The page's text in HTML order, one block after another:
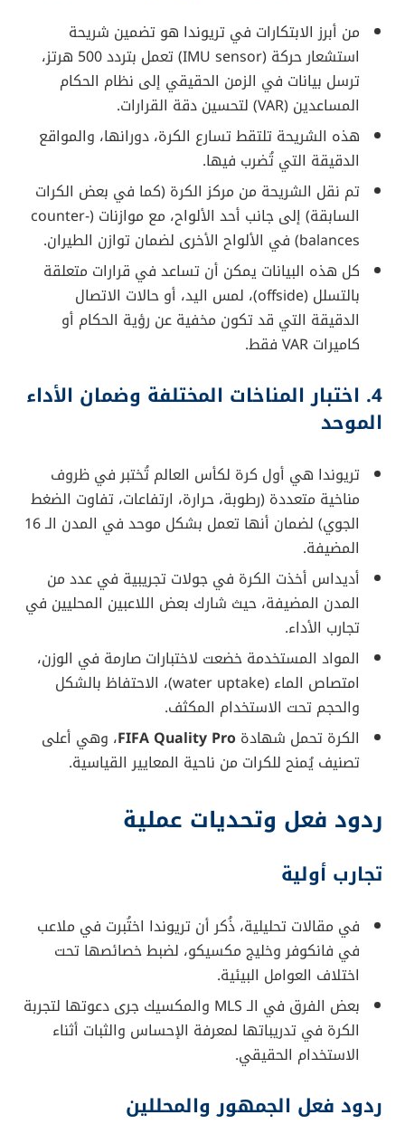
من أبرز الابتكارات في تريوندا هو تضمين شريحة
استشعار حركة (IMU sensor) تعمل بتردد 500 هرتز،
ترسل بيانات في الزمن الحقيقي إلى نظام الحكام
المساعدين (VAR) لتحسين دقة القرارات.
هذه الشريحة تلتقط تسارع الكرة، دورانها، والمواقع
الدقيقة التي تُضرب فيها.
تم نقل الشريحة من مركز الكرة (كما في بعض الكرات
السابقة) إلى جانب أحد الألواح، مع موازنات (counter-
balances) في الألواح الأخرى لضمان توازن الطيران.
كل هذه البيانات يمكن أن تساعد في قرارات متعلقة
بالتسلل (offside)، لمس اليد، أو حالات الاتصال
الدقيقة التي قد تكون مخفية عن رؤية الحكام أو
كاميرات VAR فقط.
4. اختبار المناخات المختلفة وضمان الأداء
الموحد
تريوندا هي أول كرة لكأس العالم تُختبر في ظروف
مناخية متعددة (رطوبة، حرارة، ارتفاعات، تفاوت الضغط
الجوي) لضمان أنها تعمل بشكل موحد في المدن الـ 16
المضيفة.
أديداس أخذت الكرة في جولات تجريبية في عدد من
المدن المضيفة، حيث شارك بعض اللاعبين المحليين في
تجارب الأداء.
المواد المستخدمة خضعت لاختبارات صارمة في الوزن،
امتصاص الماء (water uptake)، الاحتفاظ بالشكل
والحجم تحت الاستخدام المكثف.
الكرة تحمل شهادة FIFA Quality Pro، وهي أعلى
تصنيف يُمنح للكرات من ناحية المعايير القياسية.
ردود فعل وتحديات عملية
تجارب أولية
في مقالات تحليلية، ذُكر أن تريوندا اختُبرت في ملاعب
في فانكوفر وخليج مكسيكو، لضبط خصائصها تحت
اختلاف العوامل البيئية.
بعض الفرق في الـ MLS والمكسيك جرى دعوتها لتجربة
الكرة في تدريباتها لمعرفة الإحساس والثبات أثناء
الاستخدام الحقيقي.
ردود فعل الجمهور والمحللين